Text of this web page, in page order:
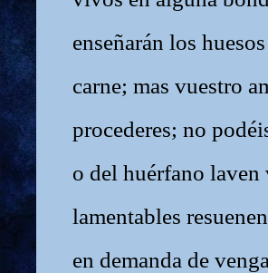
enseñarán los
carne; mas vuestro
procederes; no
o del huérfano laven
lamentables
en demanda de